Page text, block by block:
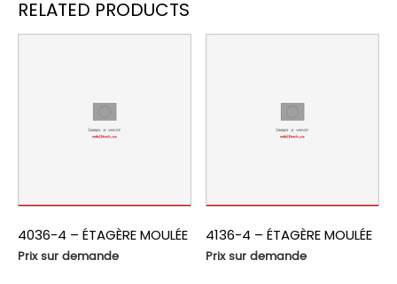
RELATED PRODUCTS
4036-4 – ÉTAGÈRE MOULÉE
Prix sur demande
4136-4 – ÉTAGÈRE MOULÉE
Prix sur demande